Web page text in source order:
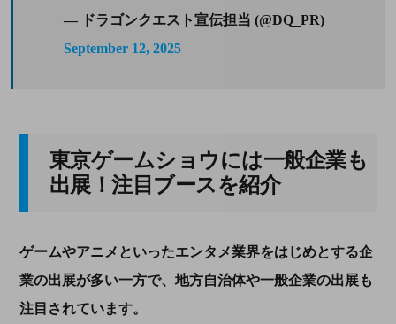
— ドラゴンクエスト宣伝担当 (@DQ_PR)
September 12, 2025
東京ゲームショウには一般企業も
出展！注目ブースを紹介
ゲームやアニメといったエンタメ業界をはじめとする企
業の出展が多い一方で、地方自治体や一般企業の出展も
注目されています。